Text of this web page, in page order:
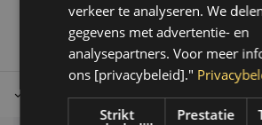
Tot 30 dagen retour sturen. Op
verkeer te analyseren. We
gegevens met advertentie- en
analysepartners. Voor meer
ons [privacybeleid]."
Strikt
Prestatie